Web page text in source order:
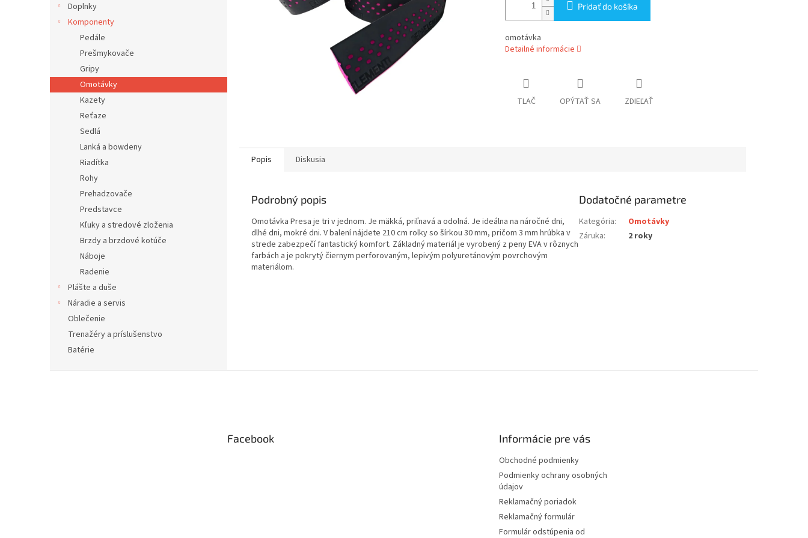
Doplnky
Komponenty
Pedále
Prešmykovače
Gripy
Omotávky
Kazety
Reťaze
Sedlá
Lanká a bowdeny
Riadítka
Rohy
Prehadzovače
Predstavce
Kľuky a stredové zloženia
Brzdy a brzdové kotúče
Náboje
Radenie
Plášte a duše
Náradie a servis
Oblečenie
Trenažéry a príslušenstvo
Batérie
Pridať do košíka
omotávka
Detailné informácie
TLAČ OPÝTAŤ SA ZDIEĽAŤ
Popis Diskusia
Podrobný popis
Omotávka Presa je tri v jednom. Je mäkká, priľnavá a odolná. Je ideálna na náročné dni,
dlhé dni, mokré dni. V balení nájdete 210 cm rolky so šírkou 30 mm, pričom 3 mm hrúbka v
strede zabezpečí fantastický komfort. Základný materiál je vyrobený z peny EVA v rôznych
farbách a je pokrytý čiernym perforovaným, lepivým polyuretánovým povrchovým
materiálom.
Dodatočné parametre
Kategória:
Omotávky
Záruka: 2 roky
Facebook Informácie pre vás
Obchodné podmienky
Podmienky ochrany osobných
údajov
Reklamačný poriadok
Reklamačný formulár
Formulár odstúpenia od